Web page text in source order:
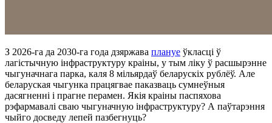
З 2026-га да 2030-га года дзяржава плануе ўкласці ў
лагістычную інфраструктуру краіны, у тым ліку ў расшырэнне
чыгуначнага парка, каля 8 мільярдаў беларускіх рублёў. Але
беларуская чыгунка працягвае паказваць сумнеўныя
дасягненні і прагне перамен. Якія краіны паспяхова
рэфармавалі сваю чыгуначную інфраструктуру? А паўтарэння
чыйго досведу лепей пазбегнуць?